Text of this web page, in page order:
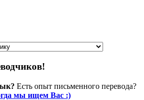
Есть опыт письменного перевода?
мы ищем Вас :)